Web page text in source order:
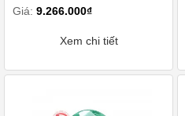
Giá: 9.266.000₫
Xem chi tiết